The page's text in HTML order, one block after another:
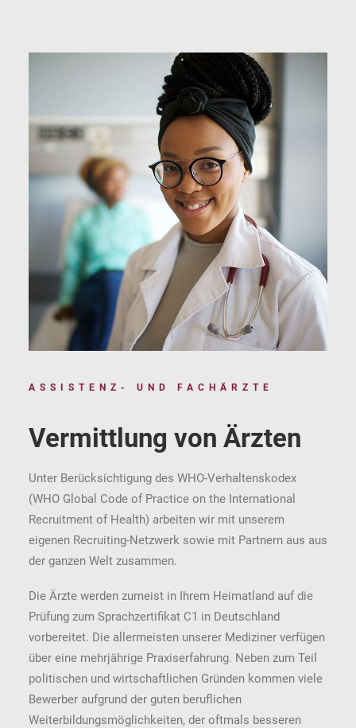
ASSISTENZ- UND FACHÄRZTE
Vermittlung von Ärzten
Unter Berücksichtigung des WHO-Verhaltenskodex
(WHO Global Code of Practice on the International
Recruitment of Health) arbeiten wir mit unserem
eigenen Recruiting-Netzwerk sowie mit Partnern aus aus
der ganzen Welt zusammen.
Die Ärzte werden zumeist in Ihrem Heimatland auf die
Prüfung zum Sprachzertifikat C1 in Deutschland
vorbereitet. Die allermeisten unserer Mediziner verfügen
über eine mehrjährige Praxiserfahrung. Neben zum Teil
politischen und wirtschaftlichen Gründen kommen viele
Bewerber aufgrund der guten beruflichen
Weiterbildungsmöglichkeiten, der oftmals besseren